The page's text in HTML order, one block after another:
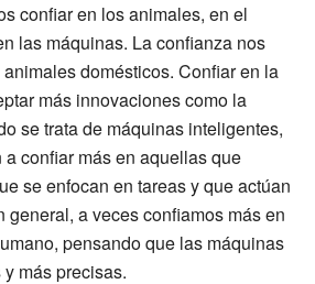
confiar en los animales, en el
las máquinas. La confianza nos
domésticos. Confiar en la
más innovaciones como la
se trata de máquinas inteligentes,
confiar más en aquellas que
se enfocan en tareas y que actúan
general, a veces confiamos más en
pensando que las máquinas
más precisas.